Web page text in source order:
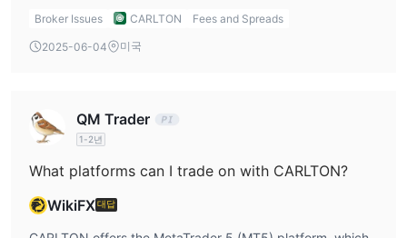
브로커는MasterCard, Razorpay, Skrill, Neteller,
Ethereum, Tether, Tron 및 와이어 전송
commission per trade, while other accounts like Pro,
have higher spreads. Personally, I’d need to calculate how
Broker Issues CARLTON Fees and Spreads
2025-06-04 미국
QM Trader
1-2년
What platforms can I trade on with CARLTON?
WikiFX대답